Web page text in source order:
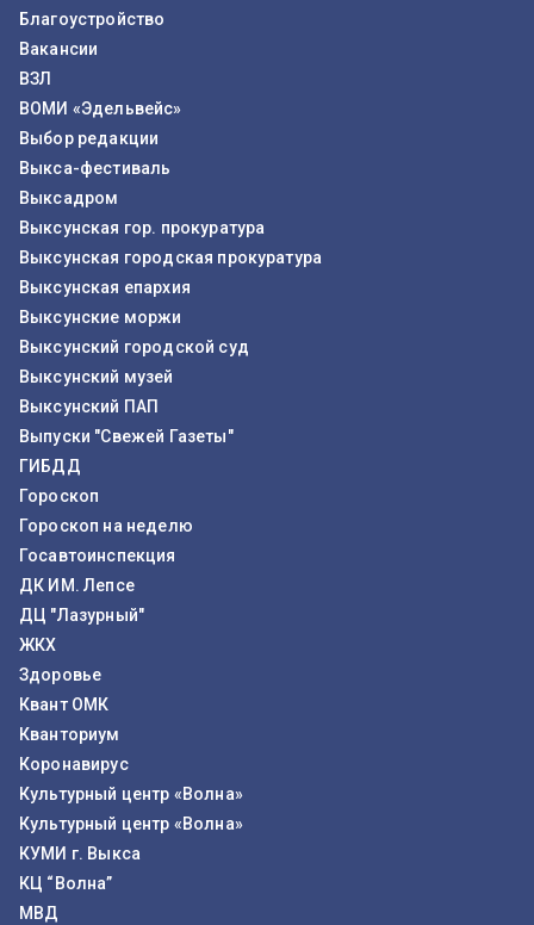
Благоустройство
Вакансии
ВЗЛ
ВОМИ «Эдельвейс»
Выбор редакции
Выкса-фестиваль
Выксадром
Выксунская гор. прокуратура
Выксунская городская прокуратура
Выксунская епархия
Выксунские моржи
Выксунский городской суд
Выксунский музей
Выксунский ПАП
Выпуски "Свежей Газеты"
ГИБДД
Гороскоп
Гороскоп на неделю
Госавтоинспекция
ДК ИМ. Лепсе
ДЦ "Лазурный"
ЖКХ
Здоровье
Квант ОМК
Кванториум
Коронавирус
Культурный центр «Волна»
Культурный центр «Волна»
КУМИ г. Выкса
КЦ “Волна”
МВД